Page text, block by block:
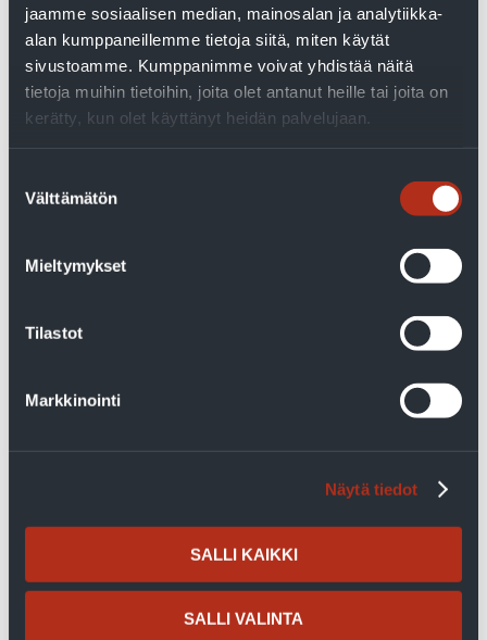
jaamme sosiaalisen median, mainosalan ja analytiikka-
alan kumppaneillemme tietoja siitä, miten käytät
sivustoamme. Kumppanimme voivat yhdistää näitä
tietoja muihin tietoihin, joita olet antanut heille tai joita on
kerätty, kun olet käyttänyt heidän palvelujaan.
valinta
Välttämätön
Mieltymykset
Tilastot
Markkinointi
Näytä tiedot
SALLI KAIKKI
SALLI VALINTA
Päiväkoti Tähtelä, Oulunsalo
Riverco, Raisio
Tikanmaan liikekeskus, Raisio
Koralli-Tuote, Kokkola
Referenssit
Maalämpöpumput kiinteistön
lämmitysjärjestelmänä (pdf)